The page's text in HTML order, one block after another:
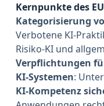
Kernpunkte des
Kategorisierung
Verbotene KI-
Risiko-KI und
Verpflichtungen
KI-Systemen:
KI-Kompetenz